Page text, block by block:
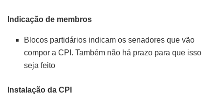
Indicação de membros
Blocos partidários indicam os senadores que vão
compor a CPI. Também não há prazo para que isso
seja feito
Instalação da CPI